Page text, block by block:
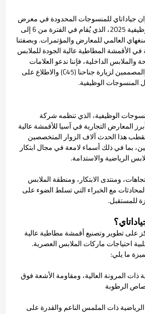
جياداتاي للمنسوجات المحدودة في معرض
شنغهاي للمنسوجات الوظيفية 2025، الذي يُقام في الفترة من 6 إلى
العالمي للمعارض والمؤتمرات. وبصفتنا
المطاطية عالية الجودة للملابس
والملابس الداخلية، فإننا ندعو العلامات
التجارية وفرق التوريد والمصممين لزيارة جناحنا (C45) والاطلاع على
المنسوجات الوظيفية.
الوظيفية، الذي تنظمه شركة
المعارض التجارية في آسيا للأقمشة عالية
هذا الحدث آلاف الزوار المتخصصين
بما في ذلك أسماء لامعة في مجال ابتكار
الرياضية والاستدامة.
ومنتدى الابتكار، ومنطقة الملابس
مع الخبراء التي تسلط الضوء على
للمستقبل.
على تطوير وتصنيع أقمشة مطاطية عالية
احتياجات ماركات الملابس العصرية.
ما يلي:
ذات المرونة العالية، ومقاومة الأشعة فوق
الرطوبة
ذات الملمس الناعم والقدرة على